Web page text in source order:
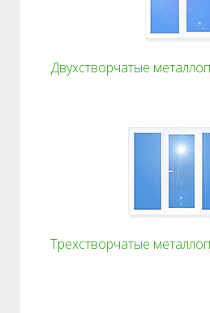
Двухстворчатые
Трехстворчатые